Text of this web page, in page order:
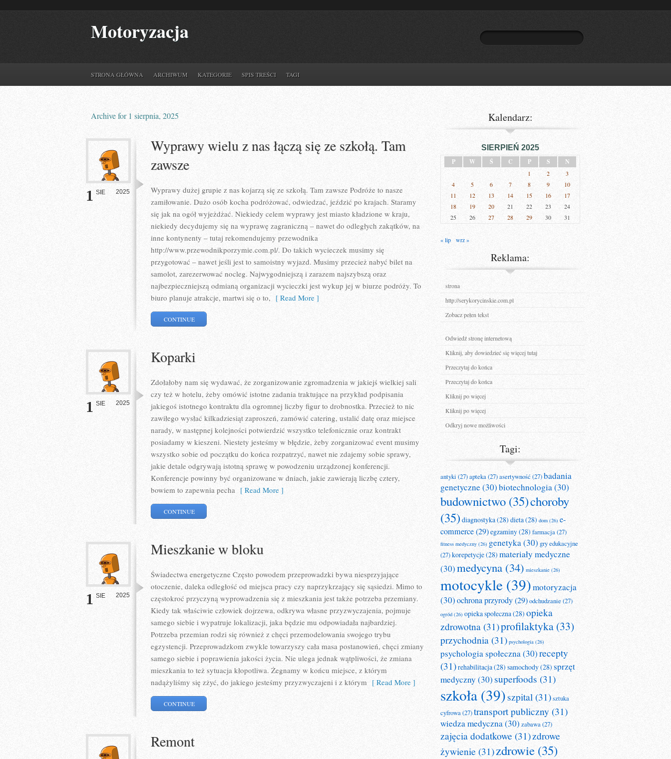
Motoryzacja
STRONA GŁÓWNA ARCHIWUM KATEGORIE SPIS TREŚCI TAGI
Archive for 1 sierpnia, 2025
1 SIE 2025
Wyprawy wielu z nas łączą się ze szkołą. Tam
zawsze
Wyprawy dużej grupie z nas kojarzą się ze szkołą. Tam zawsze Podróże to nasze
zamiłowanie. Dużo osób kocha podróżować, odwiedzać, jeździć po krajach. Staramy
się jak na ogół wyjeżdżać. Niekiedy celem wyprawy jest miasto kładzione w kraju,
niekiedy decydujemy się na wyprawę zagraniczną – nawet do odległych zakątków, na
inne kontynenty – tutaj rekomendujemy przewodnika
http://www.przewodnikporzymie.com.pl/. Do takich wycieczek musimy się
przygotować – nawet jeśli jest to samoistny wyjazd. Musimy przecież nabyć bilet na
samolot, zarezerwować nocleg. Najwygodniejszą i zarazem najszybszą oraz
najbezpieczniejszą odmianą organizacji wycieczki jest wykup jej w biurze podróży. To
biuro planuje atrakcje, martwi się o to, [ Read More ]
CONTINUE
1 SIE 2025
Koparki
Zdołałoby nam się wydawać, że zorganizowanie zgromadzenia w jakiejś wielkiej sali
czy też w hotelu, żeby omówić istotne zadania traktujące na przykład podpisania
jakiegoś istotnego kontraktu dla ogromnej liczby figur to drobnostka. Przecież to nic
zawiłego wysłać kilkadziesiąt zaproszeń, zamówić catering, ustalić datę oraz miejsce
narady, w następnej kolejności potwierdzić wszystko telefonicznie oraz kontrakt
posiadamy w kieszeni. Niestety jesteśmy w błędzie, żeby zorganizować event musimy
wszystko sobie od początku do końca rozpatrzyć, nawet nie zdajemy sobie sprawy,
jakie detale odgrywają istotną sprawę w powodzeniu urządzonej konferencji.
Konferencje powinny być organizowane w dniach, jakie zawierają liczbę cztery,
bowiem to zapewnia pecha [ Read More ]
CONTINUE
1 SIE 2025
Mieszkanie w bloku
Świadectwa energetyczne Często powodem przeprowadzki bywa niesprzyjające
otoczenie, daleka odległość od miejsca pracy czy naprzykrzający się sąsiedzi. Mimo to
częstokroć przyczyną wyprowadzenia się z mieszkania jest także potrzeba przemiany.
Kiedy tak właściwie człowiek dojrzewa, odkrywa własne przyzwyczajenia, pojmuje
samego siebie i wypatruje lokalizacji, jaka będzie mu odpowiadała najbardziej.
Potrzeba przemian rodzi się również z chęci przemodelowania swojego trybu
egzystencji. Przeprowadzkom zwykle towarzyszy cała masa postanowień, chęci zmiany
samego siebie i poprawienia jakości życia. Nie ulega jednak wątpliwości, że zmiana
mieszkania to też sytuacja kłopotliwa. Żegnamy w końcu miejsce, z którym
nadążyliśmy się zżyć, do jakiego jesteśmy przyzwyczajeni i z którym [ Read More ]
CONTINUE
Remont
Kalendarz:
SIERPIEŃ 2025
P
W Ś C P S N
1 2
3
4
5 6 7 8 9
10
11
12 13 14 15 16
17
18
19 20 21 22 23
24
25
26 27 28 29 30 31
« lip wrz »
Reklama:
strona
http://serykorycinskie.com.pl
Zobacz pełen tekst
Odwiedź stronę internetową
Kliknij, aby dowiedzieć się więcej tutaj
Przeczytaj do końca
Przeczytaj do końca
Kliknij po więcej
Kliknij po więcej
Odkryj nowe możliwości
Tagi:
antyki (27)apteka(27)asertywność(27)badania
genetyczne(30)biotechnologia(30)
budownictwo (35)choroby
(35)diagnostyka(28) dieta(28) dom(26) e-
commerce(29)egzaminy(28) farmacja(27)
fitness medyczny (26) genetyka(30) gry edukacyjne
(27)korepetycje(28) materiały medyczne
(30)medycyna (34) mieszkanie (26)
motocykle (39)motoryzacja
(30)ochrona przyrody(29)odchudzanie(27)
ogród (26) opieka społeczna(28) opieka
zdrowotna (31)profilaktyka (33)
przychodnia (31) psychologia (26)
psychologia społeczna(30)recepty
(31)rehabilitacja(28) samochody(28) sprzęt
medyczny (30) superfoods (31)
szkoła (39)szpital (31)sztuka
cyfrowa(27)transport publiczny (31)
wiedza medyczna(30) zabawa(27)
zajęcia dodatkowe (31)zdrowe
żywienie (31)zdrowie (35)